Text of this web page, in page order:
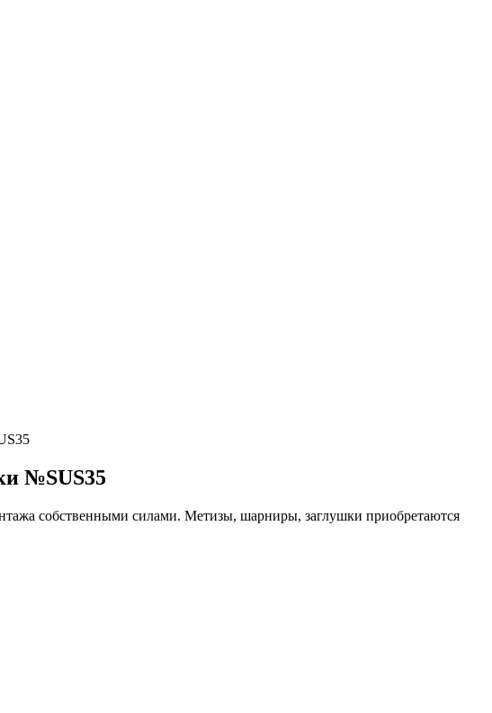
№SUS35
собственными силами. Метизы, шарниры, заглушки приобретаются